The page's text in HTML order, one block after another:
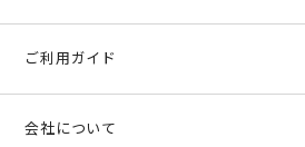
ご利用ガイド
会社について